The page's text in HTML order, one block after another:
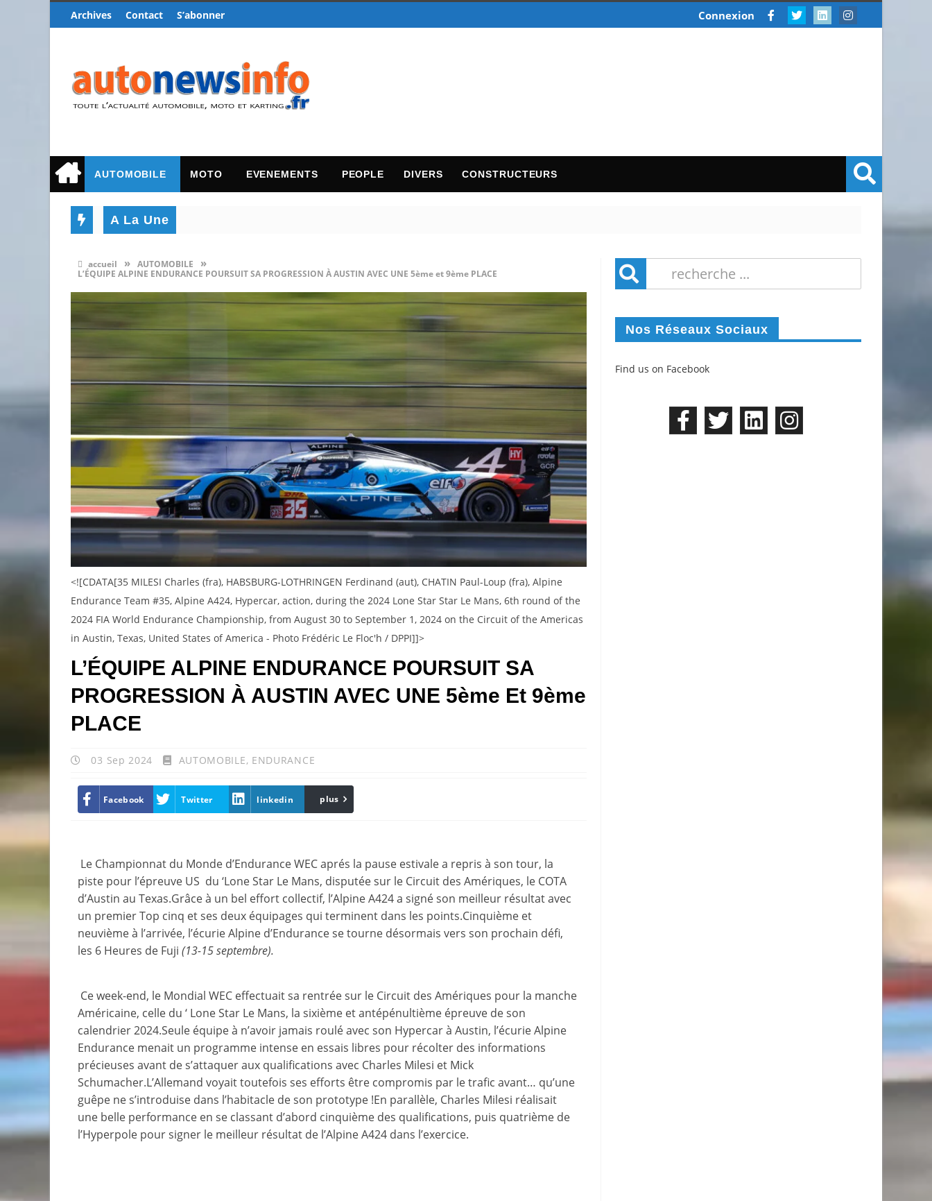
Archives Contact S’abonner Connexion
AUTOMOBILE MOTO EVENEMENTS PEOPLE DIVERS CONSTRUCTEURS
A La Une
accueil » AUTOMOBILE »
L’ÉQUIPE ALPINE ENDURANCE POURSUIT SA PROGRESSION À AUSTIN AVEC UNE 5ème et 9ème PLACE
<![CDATA[35 MILESI Charles (fra), HABSBURG-LOTHRINGEN Ferdinand (aut), CHATIN Paul-Loup (fra), Alpine
Endurance Team #35, Alpine A424, Hypercar, action, during the 2024 Lone Star Star Le Mans, 6th round of the
2024 FIA World Endurance Championship, from August 30 to September 1, 2024 on the Circuit of the Americas
in Austin, Texas, United States of America - Photo Frédéric Le Floc'h / DPPI]]>
L’ÉQUIPE ALPINE ENDURANCE POURSUIT SA
PROGRESSION À AUSTIN AVEC UNE 5ème Et 9ème
PLACE
03 Sep 2024 AUTOMOBILE, ENDURANCE
Facebook Twitter linkedin Email
plus
Le Championnat du Monde d’Endurance WEC aprés la pause estivale a repris à son tour, la
piste pour l’épreuve US du ‘Lone Star Le Mans, disputée sur le Circuit des Amériques, le COTA
d’Austin au Texas.Grâce à un bel effort collectif, l’Alpine A424 a signé son meilleur résultat avec
un premier Top cinq et ses deux équipages qui terminent dans les points.Cinquième et
neuvième à l’arrivée, l’écurie Alpine d’Endurance se tourne désormais vers son prochain défi,
les 6 Heures de Fuji (13-15 septembre).
Ce week-end, le Mondial WEC effectuait sa rentrée sur le Circuit des Amériques pour la manche
Américaine, celle du ‘ Lone Star Le Mans, la sixième et antépénultième épreuve de son
calendrier 2024.Seule équipe à n’avoir jamais roulé avec son Hypercar à Austin, l’écurie Alpine
Endurance menait un programme intense en essais libres pour récolter des informations
précieuses avant de s’attaquer aux qualifications avec Charles Milesi et Mick
Schumacher.L’Allemand voyait toutefois ses efforts être compromis par le trafic avant… qu’une
guêpe ne s’introduise dans l’habitacle de son prototype !En parallèle, Charles Milesi réalisait
une belle performance en se classant d’abord cinquième des qualifications, puis quatrième de
l’Hyperpole pour signer le meilleur résultat de l’Alpine A424 dans l’exercice.
Nos Réseaux Sociaux
Find us on Facebook